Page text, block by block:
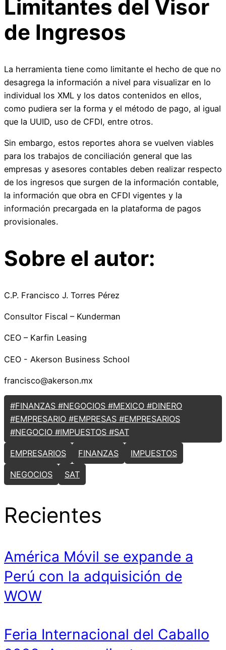
Limitantes del Visor
de Ingresos
La herramienta tiene como limitante el hecho de que no
desagrega la información a nivel para visualizar en lo
individual los XML y los datos contenidos en ellos,
como pudiera ser la forma y el método de pago, al igual
que la UUID, uso de CFDI, entre otros.
Sin embargo, estos reportes ahora se vuelven viables
para los trabajos de conciliación general que las
empresas y asesores contables deben realizar respecto
de los ingresos que surgen de la información contable,
la información que obra en CFDI vigentes y la
información precargada en la plataforma de pagos
provisionales.
Sobre el autor:
C.P. Francisco J. Torres Pérez
Consultor Fiscal – Kunderman
CEO – Karfin Leasing
CEO - Akerson Business School
francisco@akerson.mx
#FINANZAS #NEGOCIOS #MEXICO #DINERO
#EMPRESARIO #EMPRESAS #EMPRESARIOS
#NEGOCIO #IMPUESTOS #SAT
EMPRESARIOS FINANZAS IMPUESTOS
NEGOCIOS SAT
Recientes
América Móvil se expande a
Perú con la adquisición de
WOW
Feria Internacional del Caballo